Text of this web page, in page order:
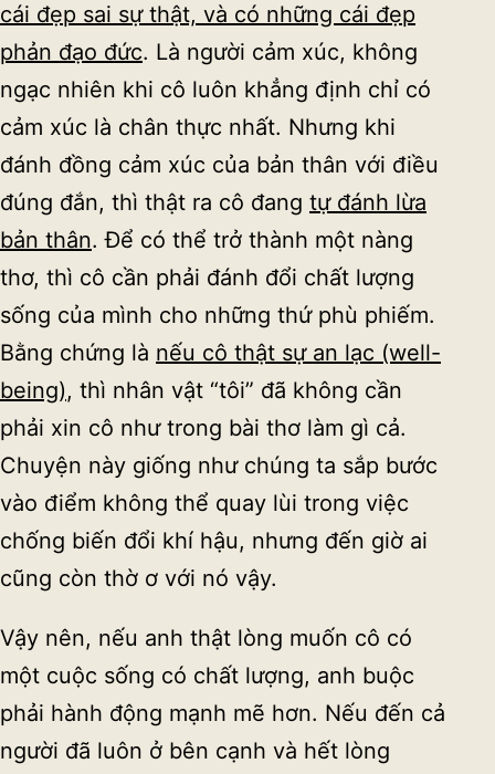
cái đẹp sai sự thật, và có những cái đẹp
phản đạo đức. Là người cảm xúc, không
ngạc nhiên khi cô luôn khẳng định chỉ có
cảm xúc là chân thực nhất. Nhưng khi
đánh đồng cảm xúc của bản thân với điều
đúng đắn, thì thật ra cô đang tự đánh lừa
bản thân. Để có thể trở thành một nàng
thơ, thì cô cần phải đánh đổi chất lượng
sống của mình cho những thứ phù phiếm.
Bằng chứng là nếu cô thật sự an lạc (well-
being), thì nhân vật “tôi” đã không cần
phải xin cô như trong bài thơ làm gì cả.
Chuyện này giống như chúng ta sắp bước
vào điểm không thể quay lùi trong việc
chống biến đổi khí hậu, nhưng đến giờ ai
cũng còn thờ ơ với nó vậy.
Vậy nên, nếu anh thật lòng muốn cô có
một cuộc sống có chất lượng, anh buộc
phải hành động mạnh mẽ hơn. Nếu đến cả
người đã luôn ở bên cạnh và hết lòng